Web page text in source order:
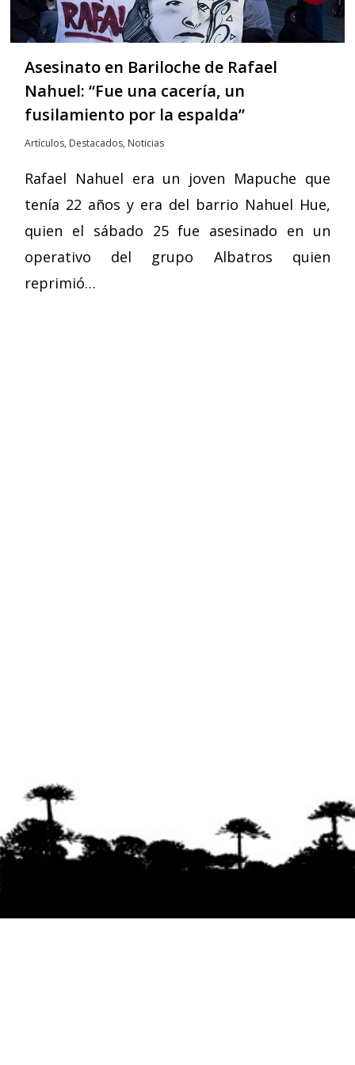
Asesinato en Bariloche de Rafael
Nahuel: “Fue una cacería, un
fusilamiento por la espalda”
Artículos, Destacados, Noticias
Rafael Nahuel era un joven Mapuche que
tenía 22 años y era del barrio Nahuel Hue,
quien el sábado 25 fue asesinado en un
operativo del grupo Albatros quien
reprimió…